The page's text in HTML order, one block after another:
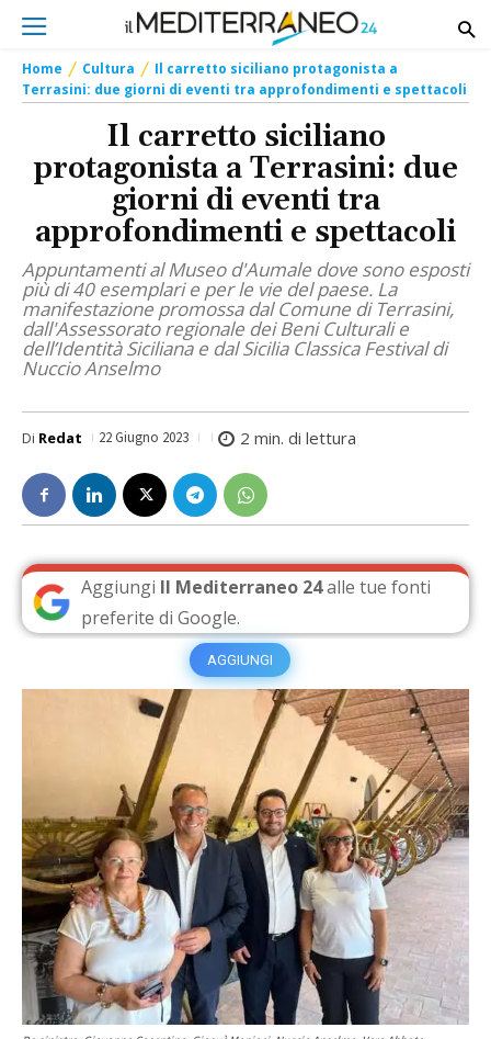
Home Cultura
Il carretto siciliano protagonista a
Terrasini: due giorni di eventi tra approfondimenti e spettacoli
Il carretto siciliano
protagonista a Terrasini: due
giorni di eventi tra
approfondimenti e spettacoli
Appuntamenti al Museo d'Aumale dove sono esposti
più di 40 esemplari e per le vie del paese. La
manifestazione promossa dal Comune di Terrasini,
dall'Assessorato regionale dei Beni Culturali e
dell’Identità Siciliana e dal Sicilia Classica Festival di
Nuccio Anselmo
Di Redat 22 Giugno 2023 2 min. di lettura
Aggiungi Il Mediterraneo 24alle tue fonti
preferite di Google.
AGGIUNGI